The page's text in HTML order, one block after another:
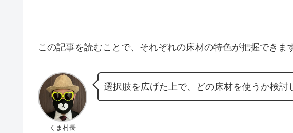
この記事を読むことで、それぞれの床材の特色が把握できま
くま村長
選択肢を広げた上で、どの床材を使うか検討